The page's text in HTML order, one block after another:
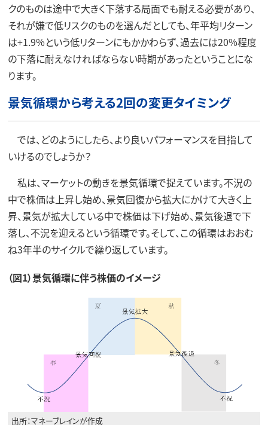
クのものは途中で大きく下落する局面でも耐える必要があり、
それが嫌で低リスクのものを選んだとしても、年平均リターン
は+1.9%という低リターンにもかかわらず、過去には20%程度
の下落に耐えなければならない時期があったということにな
ります。
景気循環から考える2回の変更タイミング
では、どのようにしたら、より良いパフォーマンスを目指して
いけるのでしょうか？
私は、マーケットの動きを景気循環で捉えています。不況の
中で株価は上昇し始め、景気回復から拡大にかけて大きく上
昇、景気が拡大している中で株価は下げ始め、景気後退で下
落し、不況を迎えるという循環です。そして、この循環はおおむ
ね3年半のサイクルで繰り返しています。
（図1）景気循環に伴う株価のイメージ
出所：マネーブレインが作成